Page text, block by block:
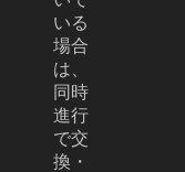
いる
場合
は、
同時
進行
で交
換・